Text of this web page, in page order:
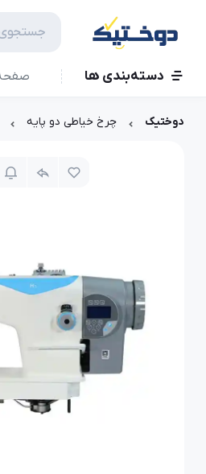
دسته‌بندی ها
دوختیک چرخ خیاطی دو پایه